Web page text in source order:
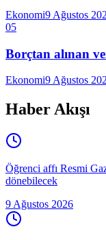
Ekonomi9 Ağustos
05
Borçtan alınan
Ekonomi9 Ağustos
Haber Akışı
Öğrenci affı Resmi
dönebilecek
9 Ağustos 2026